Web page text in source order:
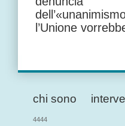
l’Unione
chi sono
4444